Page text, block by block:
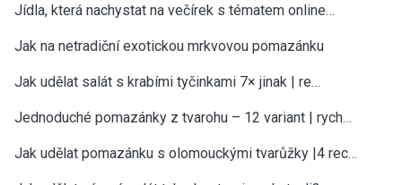
Jídla, která nachystat na večírek s tématem online…
Jak na netradiční exotickou mrkvovou pomazánku
Jak udělat salát s krabími tyčinkami 7× jinak | re…
Jednoduché pomazánky z tvarohu – 12 variant | rych…
Jak udělat pomazánku s olomouckými tvarůžky |4 rec…